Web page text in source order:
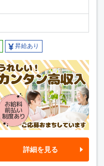
昇給あり
詳細を見る